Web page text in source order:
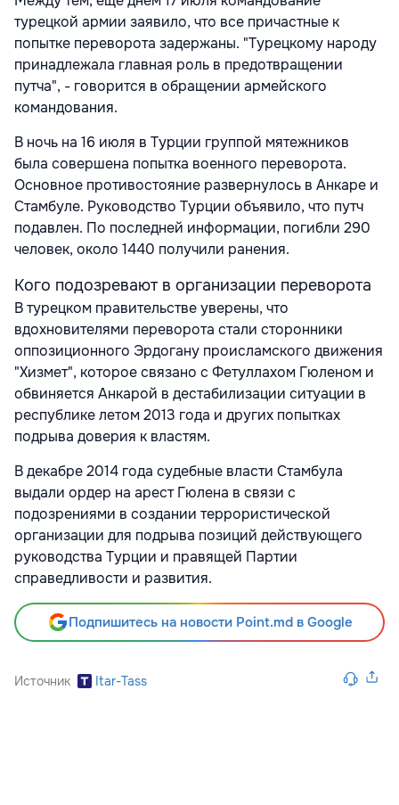
турецкой армии заявило, что все причастные к
попытке переворота задержаны. "Турецкому народу
принадлежала главная роль в предотвращении
путча", - говорится в обращении армейского
командования.
В ночь на 16 июля в Турции группой мятежников
была совершена попытка военного переворота.
Основное противостояние развернулось в Анкаре и
Стамбуле. Руководство Турции объявило, что путч
подавлен. По последней информации, погибли 290
человек, около 1440 получили ранения.
Кого подозревают в организации переворота
В турецком правительстве уверены, что
вдохновителями переворота стали сторонники
оппозиционного Эрдогану происламского движения
"Хизмет", которое связано с Фетуллахом Гюленом и
обвиняется Анкарой в дестабилизации ситуации в
республике летом 2013 года и других попытках
подрыва доверия к властям.
В декабре 2014 года судебные власти Стамбула
выдали ордер на арест Гюлена в связи с
подозрениями в создании террористической
организации для подрыва позиций действующего
руководства Турции и правящей Партии
справедливости и развития.
Подпишитесь на новости Point.md в Google
Источник Itar-Tass